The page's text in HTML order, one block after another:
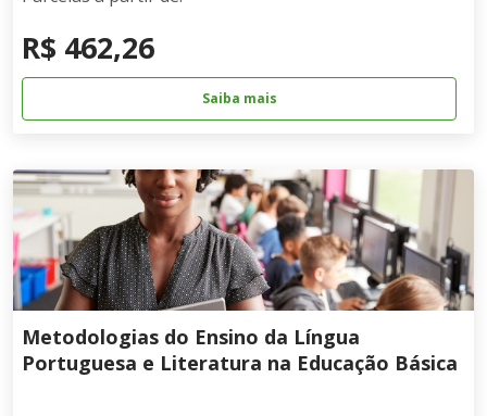
R$ 462,26
Saiba mais
Metodologias do Ensino da Língua
Portuguesa e Literatura na Educação Básica